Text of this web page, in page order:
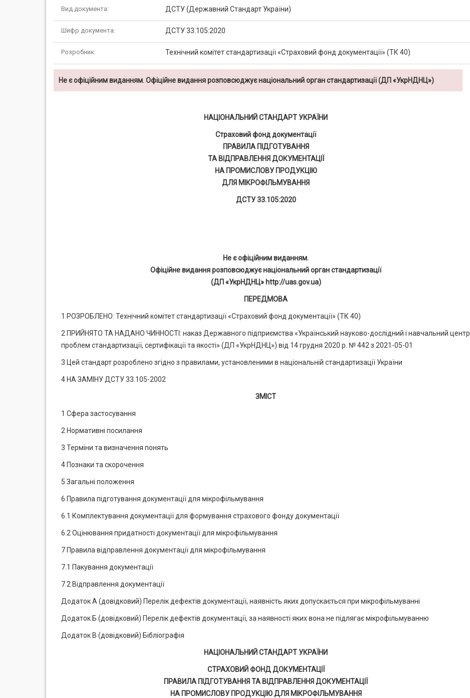
Вид документа: ДСТУ (Державний Стандарт України)
Шифр документа: ДСТУ 33.105:2020
Розробник: Технічний комітет стандартизації «Страховий фонд документації» (ТК 40)
Не є офіційним виданням. Офіційне видання розповсюджує національний орган стандартизації (ДП «УкрНДНЦ»)
НАЦІОНАЛЬНИЙ СТАНДАРТ УКРАЇНИ
Страховий фонд документації
ПРАВИЛА ПІДГОТУВАННЯ
ТА ВІДПРАВЛЕННЯ ДОКУМЕНТАЦІЇ
НА ПРОМИСЛОВУ ПРОДУКЦІЮ
ДЛЯ МІКРОФІЛЬМУВАННЯ
ДСТУ 33.105:2020
Не є офіційним виданням.
Офіційне видання розповсюджує національний орган стандартизації
(ДП «УкрНДНЦ» http://uas.gov.ua)
ПЕРЕДМОВА
1 РОЗРОБЛЕНО: Технічний комітет стандартизації «Страховий фонд документації» (ТК 40)
2 ПРИЙНЯТО ТА НАДАНО ЧИННОСТІ: наказ Державного підприємства «Український науково-дослідний і навчальний центр
проблем стандартизації, сертифікації та якості» (ДП «УкрНДНЦ») від 14 грудня 2020 р. № 442 з 2021-05-01
3 Цей стандарт розроблено згідно з правилами, установленими в національній стандартизації України
4 НА ЗАМІНУ ДСТУ 33.105-2002
ЗМІСТ
1 Сфера застосування
2 Нормативні посилання
3 Терміни та визначення понять
4 Познаки та скорочення
5 Загальні положення
6 Правила підготування документації для мікрофільмування
6.1 Комплектування документації для формування страхового фонду документації
6.2 Оцінювання придатності документації для мікрофільмування
7 Правила відправлення документації для мікрофільмування
7.1 Пакування документації
7.2 Відправлення документації
Додаток А (довідковий) Перелік дефектів документації, наявність яких допускається при мікрофільмуванні
Додаток Б (довідковий) Перелік дефектів документації, за наявності яких вона не підлягає мікрофільмуванню
Додаток В (довідковий) Бібліографія
НАЦІОНАЛЬНИЙ СТАНДАРТ УКРАЇНИ
СТРАХОВИЙ ФОНД ДОКУМЕНТАЦІЇ
ПРАВИЛА ПІДГОТУВАННЯ ТА ВІДПРАВЛЕННЯ ДОКУМЕНТАЦІЇ
НА ПРОМИСЛОВУ ПРОДУКЦІЮ ДЛЯ МІКРОФІЛЬМУВАННЯ